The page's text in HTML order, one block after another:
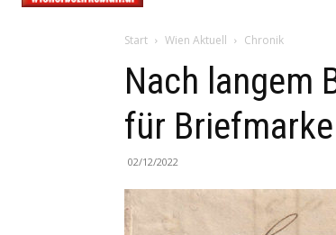
Start Wien Aktuell Chronik
Nach langem
für Briefmarke
02/12/2022